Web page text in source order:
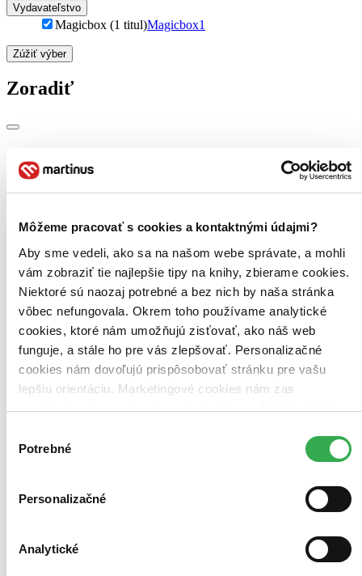
Môžeme pracovať s cookies a kontaktnými údajmi?
Aby sme vedeli, ako sa na našom webe správate, a mohli
vám zobraziť tie najlepšie tipy na knihy, zbierame cookies.
Niektoré sú naozaj potrebné a bez nich by naša stránka
vôbec nefungovala. Okrem toho používame analytické
cookies, ktoré nám umožňujú zisťovať, ako náš web
funguje, a stále ho pre vás zlepšovať. Personalizačné
cookies nám dovoľujú prispôsobovať stránku pre vašu
lepšiu orientáciu. Marketingové cookies nám zas
umožňujú zobrazenie relevantnej reklamy. Niektoré údaje
keby sme mohli používať všetky tieto cookies. Ďakujeme!
súhlasu
Potrebné
Personalizačné
Analytické
Vydavateľstvo
Magicbox (1 titul)Magicbox1
Zúžiť výber
Zoradiť
Bestsellery
Top hodnotené
Novinky
Najlacnejšie
Najvyššia zľava
Použité filtre
Zrušiť filtre
Účinkuje Alicja JachiewiczVydavateľstvo Magicbox